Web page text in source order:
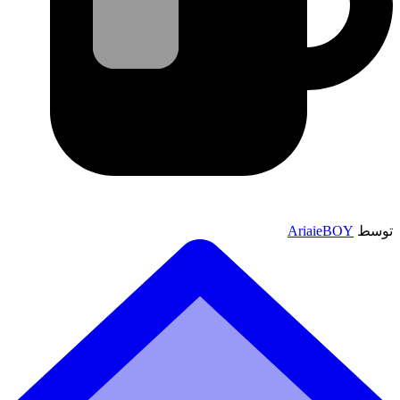
توسطAriaieBOY